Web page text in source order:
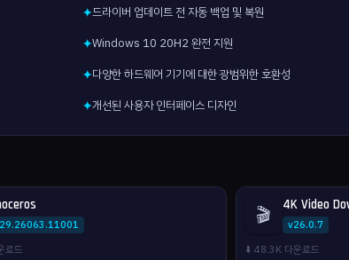
✦드라이버 업데이트 전 자동 백업 및 복원
✦Windows 10 20H2 완전 지원
✦다양한 하드웨어 기기에 대한 광범위한 호환성
✦개선된 사용자 인터페이스 디자인
로드
🎬 4K Video
v26.0.7
⬇️ 48.3K 다운로드